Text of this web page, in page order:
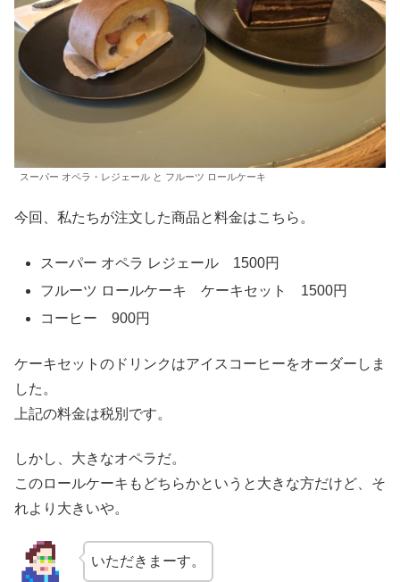
スーパー オペラ・レジェール と フルーツ ロールケーキ
今回、私たちが注文した商品と料金はこちら。
スーパー オペラ レジェール 1500円
フルーツ ロールケーキ ケーキセット 1500円
コーヒー 900円
ケーキセットのドリンクはアイスコーヒーをオーダーしま
した。
上記の料金は税別です。
しかし、大きなオペラだ。
このロールケーキもどちらかというと大きな方だけど、そ
れより大きいや。
いただきまーす。